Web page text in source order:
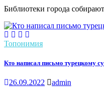
Библиотеки города
Топонимия
Кто написал письмо турецкому
26.09.2022
admin